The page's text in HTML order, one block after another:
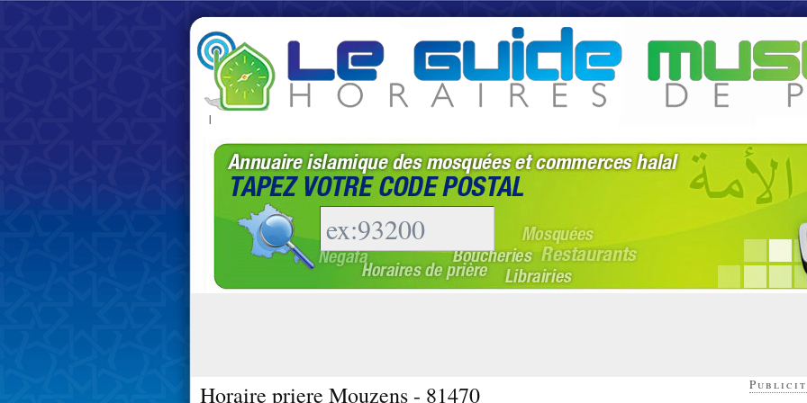
|
Horaire priere Mouzens - 81470